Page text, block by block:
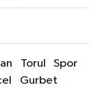
Torul
Spor
Gurbet